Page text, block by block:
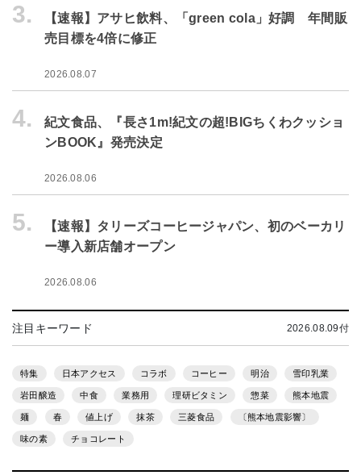
3.
【速報】アサヒ飲料、「green cola」好調 年間販
売目標を4倍に修正
2026.08.07
4.
紀文食品、『長さ1m!紀文の超!BIGちくわクッショ
ンBOOK』発売決定
2026.08.06
5.
【速報】タリーズコーヒージャパン、初のベーカリ
ー導入新店舗オープン
2026.08.06
注目キーワード 2026.08.09付
特集 日本アクセス コラボ コーヒー 明治 雪印乳業
岩田醸造 中食 業務用 理研ビタミン 惣菜 熊本地震
麺 春 値上げ 抹茶 三菱食品 〔熊本地震影響〕
味の素 チョコレート